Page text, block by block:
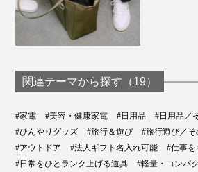
関連テーマから探す（19）
#家電 #美容・健康家電 #日用品 #日用品／
#ひんやりグッズ
#旅行＆遊び #旅行遊び／そ
#アウトドア
#法人ギフト名入れ可能
#仕事を
#日常をひとランク上げる道具
#軽量・コンパ